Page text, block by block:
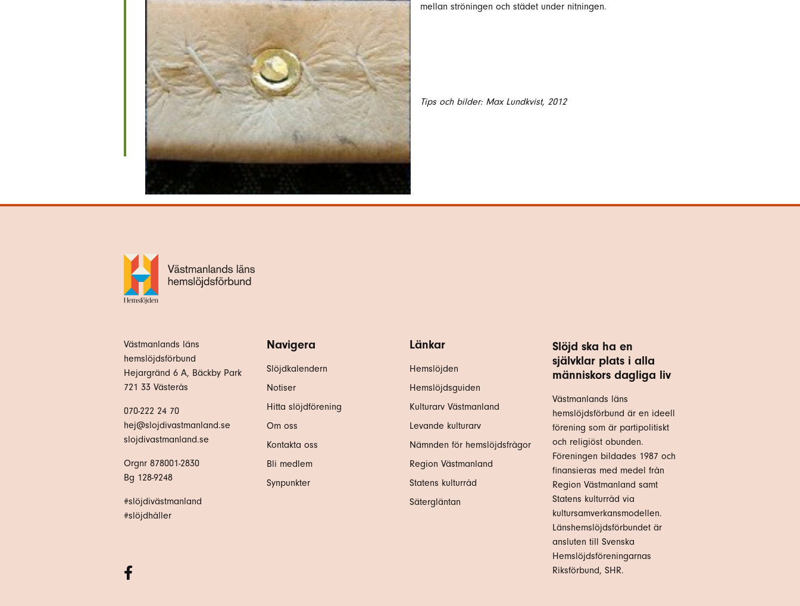
mellan ströningen och städet under nitningen.
Tips och bilder: Max Lundkvist, 2012
Västmanlands läns
hemslöjdsförbund
Hejargränd 6 A, Bäckby Park
721 33 Västerås
070-222 24 70
hej@slojdivastmanland.se
slojdivastmanland.se
Orgnr 878001-2830
Bg 128-9248
#slöjdivästmanland
#slöjdhåller
Navigera
Slöjdkalendern
Notiser
Hitta slöjdförening
Om oss
Kontakta oss
Bli medlem
Synpunkter
Länkar
Hemslöjden
Hemslöjdsguiden
Kulturarv Västmanland
Levande kulturarv
Nämnden för hemslöjdsfrågor
Region Västmanland
Statens kulturråd
Sätergläntan
Slöjd ska ha en
självklar plats i alla
människors dagliga liv
Västmanlands läns
hemslöjdsförbund är en ideell
förening som är partipolitiskt
och religiöst obunden.
Föreningen bildades 1987 och
finansieras med medel från
Region Västmanland samt
Statens kulturråd via
kultursamverkansmodellen.
Länshemslöjdsförbundet är
ansluten till Svenska
Hemslöjdsföreningarnas
Riksförbund, SHR.